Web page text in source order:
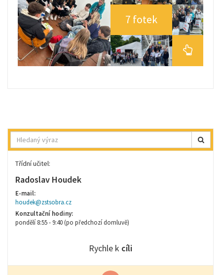
7 fotek
Hledat
Třídní učitel:
Radoslav Houdek
E-mail:
houdek@zstsobra.cz
Konzultační hodiny:
pondělí 8:55 - 9:40 (po předchozí domluvě)
Rychle k cíli